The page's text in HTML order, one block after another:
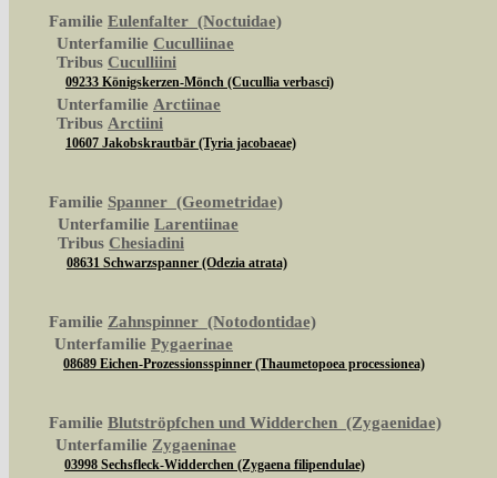
Familie Eulenfalter (Noctuidae)
Unterfamilie Cuculliinae
Tribus Cuculliini
09233 Königskerzen-Mönch (Cucullia verbasci)
Unterfamilie Arctiinae
Tribus Arctiini
10607 Jakobskrautbär (Tyria jacobaeae)
Familie Spanner (Geometridae)
Unterfamilie Larentiinae
Tribus Chesiadini
08631 Schwarzspanner (Odezia atrata)
Familie Zahnspinner (Notodontidae)
Unterfamilie Pygaerinae
08689 Eichen-Prozessionsspinner (Thaumetopoea processionea)
Familie Blutströpfchen und Widderchen (Zygaenidae)
Unterfamilie Zygaeninae
03998 Sechsfleck-Widderchen (Zygaena filipendulae)